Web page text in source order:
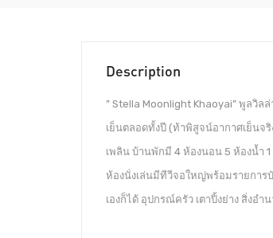
Description
” Stella Moonlight Khaoyai” พูลวิ
เย็นตลอดทั้งปี (ท้าพิสูจน์อากาศเย็นจ
เพลิน บ้านพักมี 4 ห้องนอน 5 ห้องน้ำ
ห้องนั่งเล่นมีทีวีจอใหญ่พร้อมรายการ
เองก็ได้ อุปกรณ์ครัว เตาปิ้งย่าง สิ่งอ